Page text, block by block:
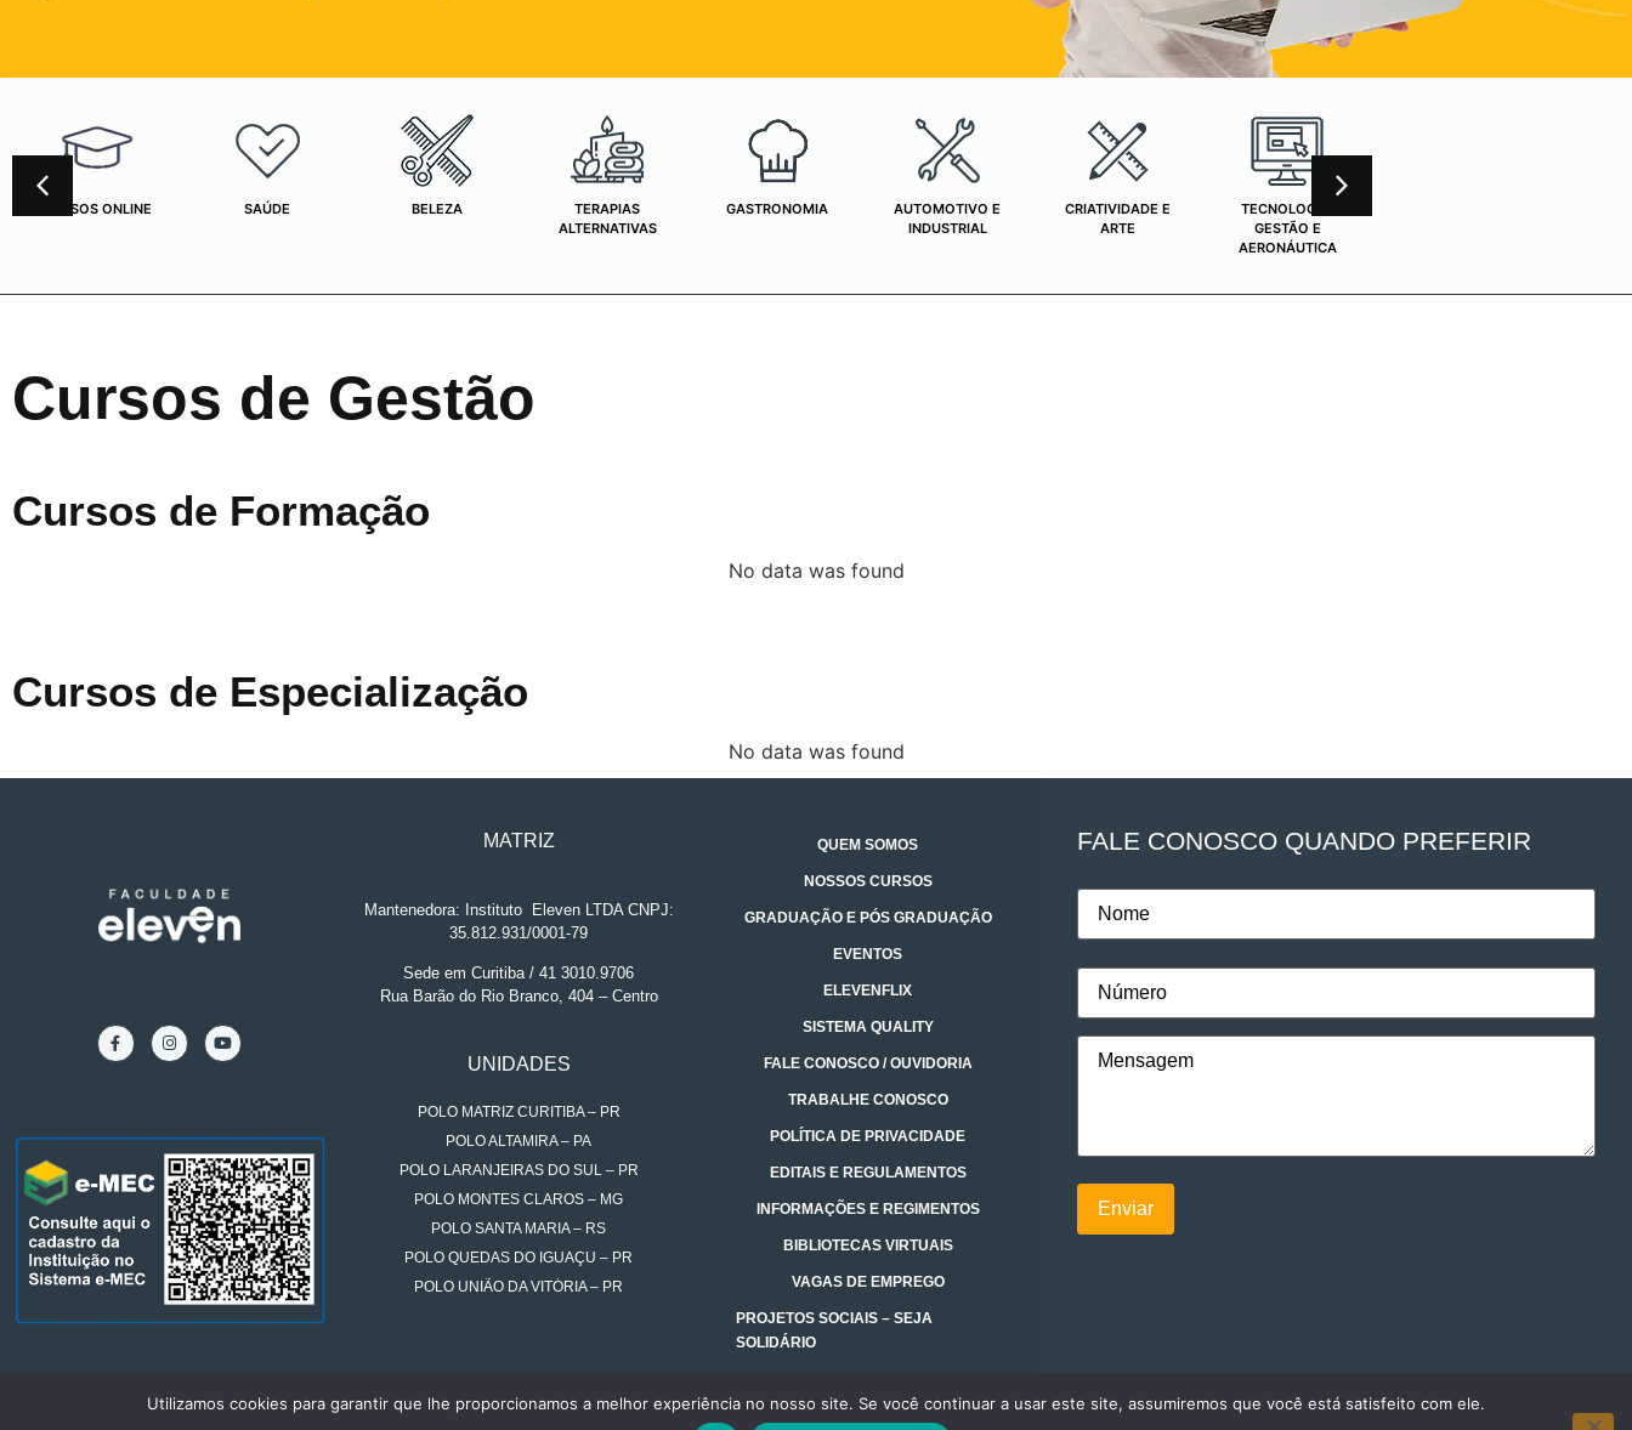
CURSOS ONLINE SAÚDE BELEZA
TERAPIAS
ALTERNATIVAS
GASTRONOMIA
AUTOMOTIVO E
INDUSTRIAL
CRIATIVIDADE E
ARTE
TECNOLOGIA,
GESTÃO E
AERONÁUTICA
Cursos de Gestão
Cursos de Formação
No data was found
Cursos de Especialização
No data was found
MATRIZ
Mantenedora: Instituto.
Eleven LTDA CNPJ:
35.812.931/0001-79
Sede em Curitiba / 41 3010.9706
Rua Barão do Rio Branco, 404 – Centro
UNIDADES
POLO MATRIZ CURITIBA – PR
POLO ALTAMIRA – PA
POLO LARANJEIRAS DO SUL – PR
POLO MONTES CLAROS – MG
POLO SANTA MARIA – RS
POLO QUEDAS DO IGUAÇU – PR
POLO UNIÃO DA VITÓRIA – PR
QUEM SOMOS
NOSSOS CURSOS
GRADUAÇÃO E PÓS GRADUAÇÃO
EVENTOS
ELEVENFLIX
SISTEMA QUALITY
FALE CONOSCO / OUVIDORIA
TRABALHE CONOSCO
POLÍTICA DE PRIVACIDADE
EDITAIS E REGULAMENTOS
INFORMAÇÕES E REGIMENTOS
BIBLIOTECAS VIRTUAIS
VAGAS DE EMPREGO
PROJETOS SOCIAIS – SEJA
SOLIDÁRIO
FALE CONOSCO QUANDO PREFERIR
Utilizamos cookies para garantir que lhe proporcionamos a melhor experiência no nosso site. Se você continuar a usar este site, assumiremos que você está satisfeito com ele.